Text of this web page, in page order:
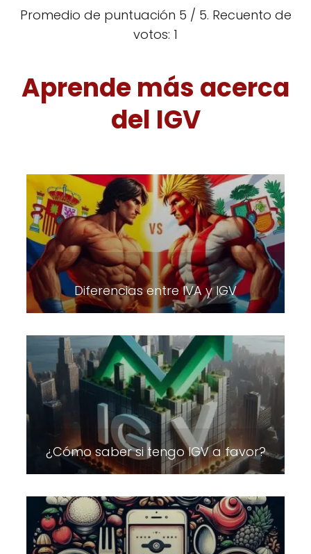
Promedio de puntuación 5 / 5. Recuento de
votos: 1
Aprende más acerca
del IGV
Diferencias entre IVA y IGV
¿Cómo saber si tengo IGV a favor?